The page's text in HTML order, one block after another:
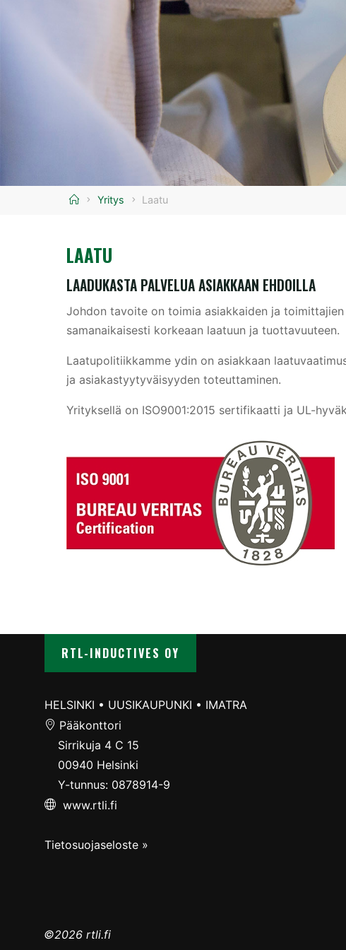
Etusivu
Yritys Laatu
LAATU
LAADUKASTA PALVELUA ASIAKKAAN EHDOILLA
Johdon tavoite on toimia asiakkaiden ja
samanaikaisesti korkeaan laatuun ja tuottavuuteen.
Laatupolitiikkamme ydin on asiakkaan
ja asiakastyytyväisyyden toteuttaminen.
Yrityksellä on ISO9001:2015 sertifikaatti ja UL-
RTL-INDUCTIVES OY
HELSINKI • UUSIKAUPUNKI • IMATRA
Pääkonttori
Sirrikuja 4 C 15
00940 Helsinki
Y-tunnus: 0878914-9
www.rtli.fi
Tietosuojaseloste »
©2026 rtli.fi